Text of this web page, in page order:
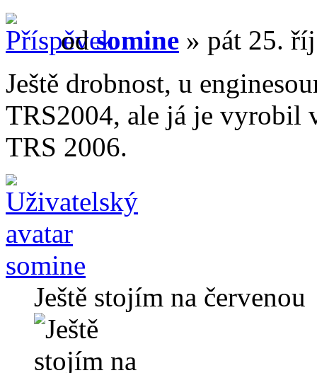
odsomine » pát 25.
Ještě drobnost, u
TRS2004, ale já je vyrobil
TRS 2006.
somine
Ještě stojím na červenou